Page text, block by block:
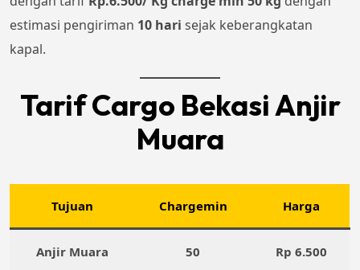
estimasi pengiriman 10 hari sejak keberangkatan
kapal.
Tarif Cargo Bekasi Anjir
Muara
Tujuan Chargemin Harga
Anjir Muara 50 Rp 6.500